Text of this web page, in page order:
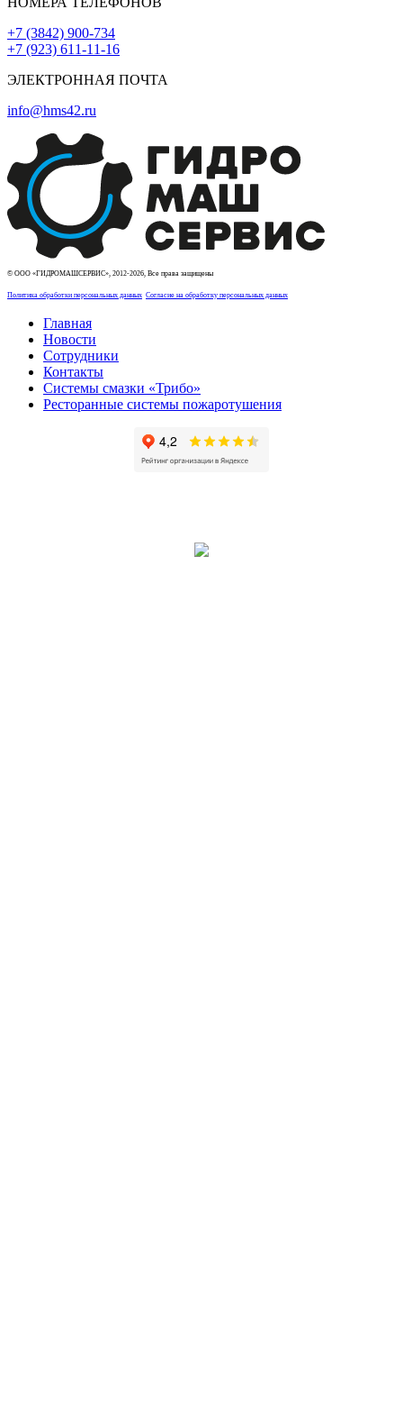
+7 (3842) 900‑734
+7 (923) 611‑11‑16
ЭЛЕКТРОННАЯ ПОЧТА
info@hms42.ru
© ООО «ГИДРОМАШСЕРВИС», 2012-2026, Все права защищены
Политика обработки персональных данных Согласие на обработку персональных данных
Главная
Новости
Сотрудники
Контакты
Системы смазки «Трибо»
Ресторанные системы пожаротушения